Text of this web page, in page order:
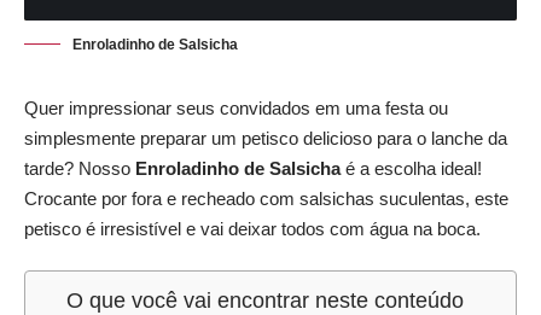
Enroladinho de Salsicha
Quer impressionar seus convidados em uma festa ou
simplesmente preparar um petisco delicioso para o lanche da
tarde? Nosso Enroladinho de Salsichaé a escolha ideal!
Crocante por fora e recheado com salsichas suculentas, este
petisco é irresistível e vai deixar todos com água na boca.
O que você vai encontrar neste conteúdo